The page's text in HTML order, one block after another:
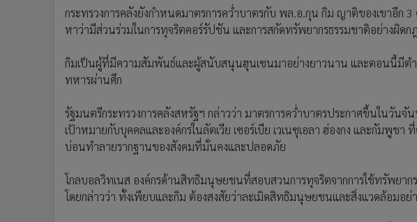
กระทรวงการคลังยังกำหนดมาตรการคว่ำบาตรกับ พล.อ.กุน กิม ญาติของเขาอีก
หาว่ามีส่วนร่วมในการทุจริตคอร์รัปชัน และการสกัดทรัพยากรธรรมชาติอย่างผิดก
กิมเป็นผู้ที่มีความสัมพันธ์และผู้สนับสนุนฮุนเซนมาอย่างยาวนาน และตอนนี้มีตำ
ทหารผ่านศึก
รัฐมนตรีกระทรวงการคลังสหรัฐฯ กล่าวว่า มาตรการคว่ำบาตรประกาศขึ้นในวัน
เป้าหมายกับบุคคลและองค์กรในลัตเวีย เซอร์เบีย เวเนซุเอลา ฮ่องกง และกัมพูช
บ่อนทำลายรากฐานของสังคมที่มั่นคงและปลอดภัย
โกลบอลวิทเนส องค์กรด้านสิทธิมนุษยชนที่สอบสวนการทุจริตจากการใช้ทรัพยาก
โดยกล่าวว่า ทั้งเพียบและกิม ต้องสงสัยว่าละเมิดสิทธิมนุษยชนและสิ่งแวดล้อมอย่า